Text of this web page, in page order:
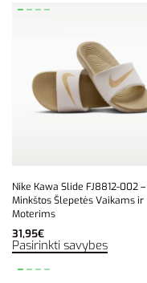
Nike Kawa Slide FJ8812-002 –
Minkštos Šlepetės Vaikams ir
Moterims
31,95€
Pasirinkti savybes